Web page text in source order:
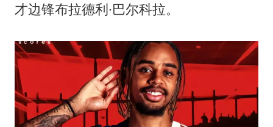
才边锋布拉德利·巴尔科拉。